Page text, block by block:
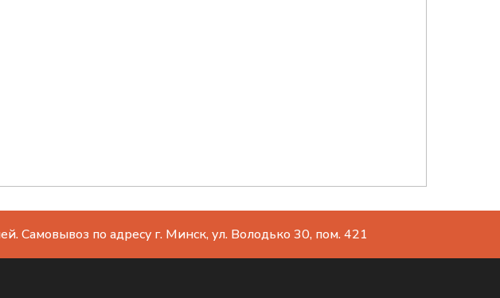
Самовывоз по адресу г. Минск, ул. Володько 30, пом. 421